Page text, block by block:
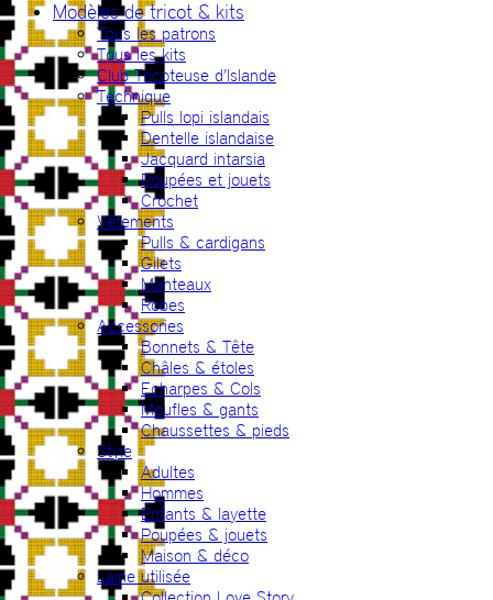
Modèles de tricot & kits
Tous les patrons
Tous les kits
Club Tricoteuse d’Islande
Technique
Pulls lopi islandais
Dentelle islandaise
Jacquard intarsia
Poupées et jouets
Crochet
Vêtements
Pulls & cardigans
Gilets
Manteaux
Robes
Accessories
Bonnets & Tête
Châles & étoles
Echarpes & Cols
Moufles & gants
Chaussettes & pieds
Style
Adultes
Hommes
Enfants & layette
Poupées & jouets
Maison & déco
Laine utilisée